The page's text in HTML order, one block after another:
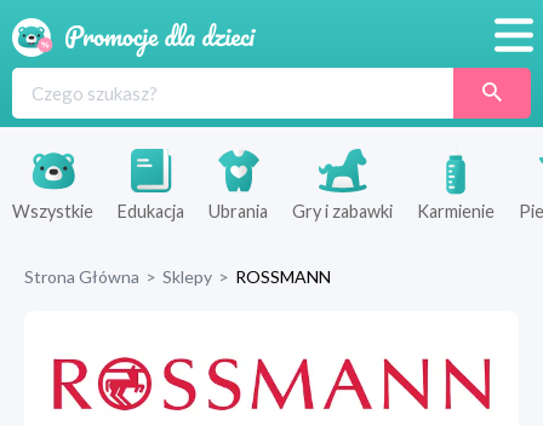
Produkty
Sklepy
Wszystkie Edukacja Ubrania Gry i zabawki Karmienie
Strona Główna > Sklepy > ROSSMANN